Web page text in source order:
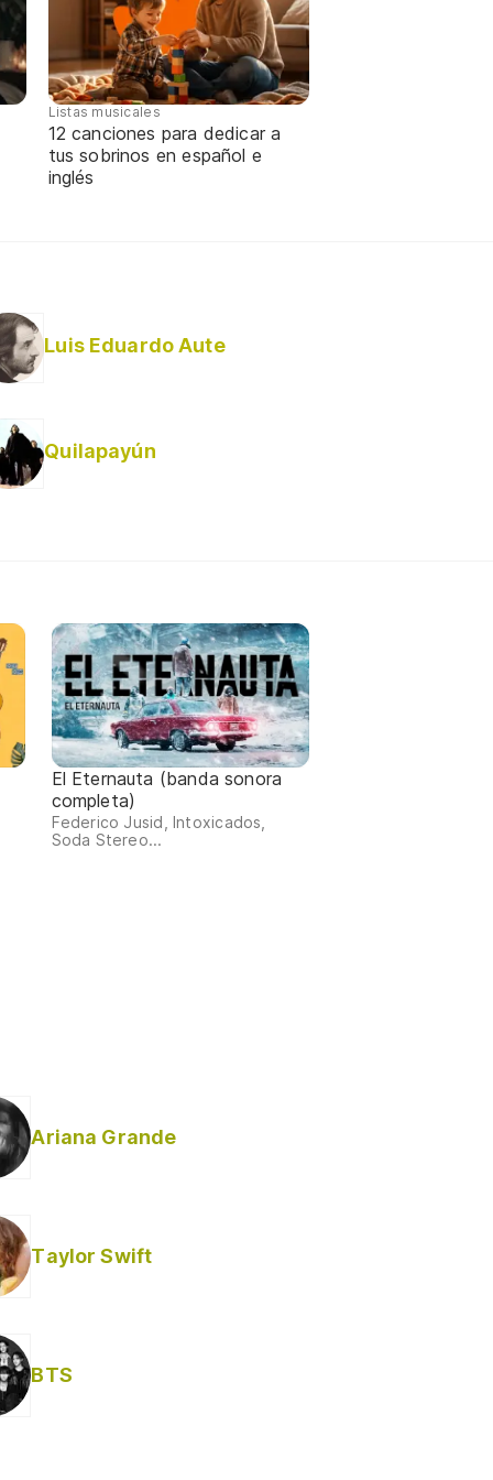
Listas musicales
12 canciones para dedicar a
tus sobrinos en español e
inglés
Luis Eduardo Aute
Quilapayún
El Eternauta (banda sonora
completa)
Federico Jusid, Intoxicados,
Soda Stereo...
Ariana Grande
Taylor Swift
BTS